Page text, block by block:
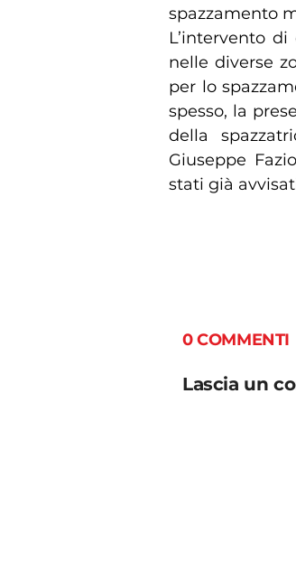
spazzamento
L’intervento
nelle diverse
per lo
spesso, la
della
Giuseppe
stati già
0 COMMENTI
Lascia un